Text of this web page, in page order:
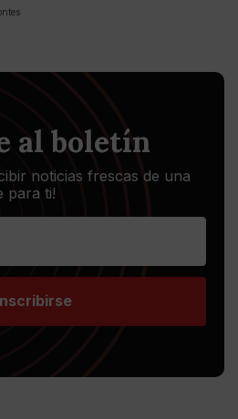
al boletín
noticias frescas de una
para ti!